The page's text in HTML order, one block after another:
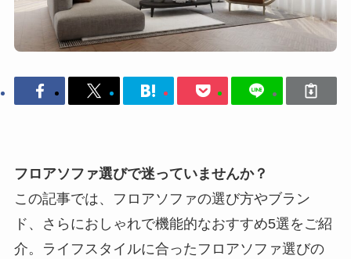
フロアソファ選びで迷っていませんか？
この記事では、フロアソファの選び方やブラン
ド、さらにおしゃれで機能的なおすすめ5選をご紹
介。ライフスタイルに合ったフロアソファ選びの